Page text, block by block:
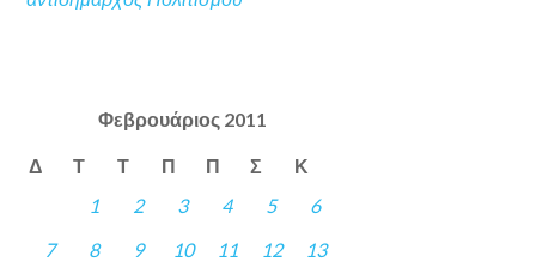
Φεβρουάριος 2011
Δ Τ Τ Π Π Σ Κ
1 2 3 4 5
6
7
8 9 10 11 12
13